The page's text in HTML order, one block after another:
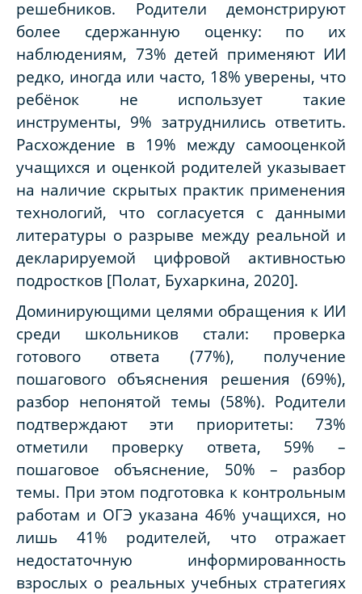
решебников. Родители демонстрируют
более сдержанную оценку: по их
наблюдениям, 73% детей применяют ИИ
редко, иногда или часто, 18% уверены, что
ребёнок не использует такие
инструменты, 9% затруднились ответить.
Расхождение в 19% между самооценкой
учащихся и оценкой родителей указывает
на наличие скрытых практик применения
технологий, что согласуется с данными
литературы о разрыве между реальной и
декларируемой цифровой активностью
подростков [Полат, Бухаркина, 2020].
Доминирующими целями обращения к ИИ
среди школьников стали: проверка
готового ответа (77%), получение
пошагового объяснения решения (69%),
разбор непонятой темы (58%). Родители
подтверждают эти приоритеты: 73%
отметили проверку ответа, 59% –
пошаговое объяснение, 50% – разбор
темы. При этом подготовка к контрольным
работам и ОГЭ указана 46% учащихся, но
лишь 41% родителей, что отражает
недостаточную информированность
взрослых о реальных учебных стратегиях